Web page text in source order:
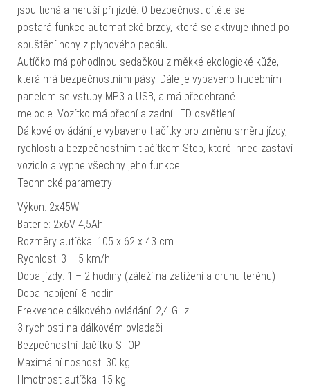
jsou tichá a neruší při jízdě. O bezpečnost dítěte se
postará funkce automatické brzdy, která se aktivuje ihned po
spuštění nohy z plynového pedálu.
Autíčko má pohodlnou sedačkou z měkké ekologické kůže,
která má bezpečnostními pásy. Dále je vybaveno hudebním
panelem se vstupy MP3 a USB, a má předehrané
melodie. Vozítko má přední a zadní LED osvětlení.
Dálkové ovládání je vybaveno tlačítky pro změnu směru jízdy,
rychlosti a bezpečnostním tlačítkem Stop, které ihned zastaví
vozidlo a vypne všechny jeho funkce.
Technické parametry:
Výkon: 2x45W
Baterie: 2x6V 4,5Ah
Rozměry autíčka: 105 x 62 x 43 cm
Rychlost: 3 – 5 km/h
Doba jízdy: 1 – 2 hodiny (záleží na zatížení a druhu terénu)
Doba nabíjení: 8 hodin
Frekvence dálkového ovládání: 2,4 GHz
3 rychlosti na dálkovém ovladači
Bezpečnostní tlačítko STOP
Maximální nosnost: 30 kg
Hmotnost autíčka: 15 kg